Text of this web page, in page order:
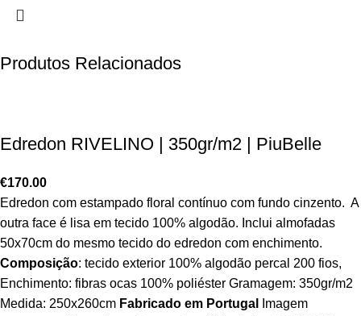
Produtos Relacionados
Edredon RIVELINO | 350gr/m2 | PiuBelle
€170.00
Edredon com estampado floral contínuo com fundo cinzento. A
outra face é lisa em tecido 100% algodão. Inclui almofadas
50x70cm do mesmo tecido do edredon com enchimento.
Composição: tecido exterior 100% algodão percal 200 fios,
Enchimento: fibras ocas 100% poliéster Gramagem: 350gr/m2
Medida: 250x260cm Fabricado em Portugal
Imagem